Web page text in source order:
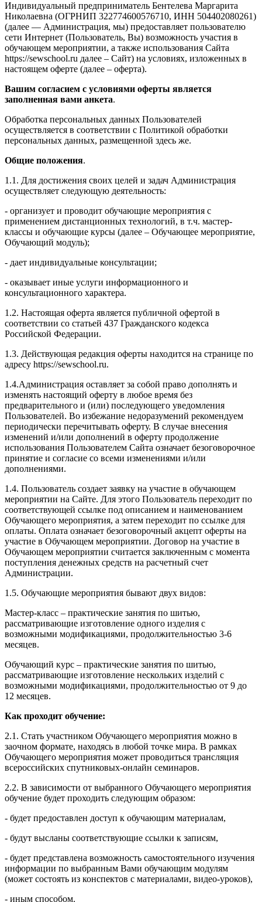
Индивидуальный предприниматель Бентелева Маргарита
Николаевна (ОГРНИП 322774600576710, ИНН 504402080261)
(далее — Администрация, мы) предоставляет пользователю
сети Интернет (Пользователь, Вы) возможность участия в
обучающем мероприятии, а также использования Сайта
https://sewschool.ru далее – Сайт) на условиях, изложенных в
настоящем оферте (далее – оферта).
Вашим согласием с условиями оферты является
заполненная вами анкета.
Обработка персональных данных Пользователей
осуществляется в соответствии с Политикой обработки
персональных данных, размещенной здесь же.
Общие положения.
1.1. Для достижения своих целей и задач Администрация
осуществляет следующую деятельность:
- организует и проводит обучающие мероприятия с
применением дистанционных технологий, в т.ч. мастер-
классы и обучающие курсы (далее – Обучающее мероприятие,
Обучающий модуль);
- дает индивидуальные консультации;
- оказывает иные услуги информационного и
консультационного характера.
1.2. Настоящая оферта является публичной офертой в
соответствии со статьей 437 Гражданского кодекса
Российской Федерации.
1.3. Действующая редакция оферты находится на странице по
адресу https://sewschool.ru.
1.4.Администрация оставляет за собой право дополнять и
изменять настоящий оферту в любое время без
предварительного и (или) последующего уведомления
Пользователей. Во избежание недоразумений рекомендуем
периодически перечитывать оферту. В случае внесения
изменений и/или дополнений в оферту продолжение
использования Пользователем Сайта означает безоговорочное
принятие и согласие со всеми изменениями и/или
дополнениями.
1.4. Пользователь создает заявку на участие в обучающем
мероприятии на Сайте. Для этого Пользователь переходит по
соответствующей ссылке под описанием и наименованием
Обучающего мероприятия, а затем переходит по ссылке для
оплаты. Оплата означает безоговорочный акцепт оферты на
участие в Обучающем мероприятии. Договор на участие в
Обучающем мероприятии считается заключенным с момента
поступления денежных средств на расчетный счет
Администрации.
1.5. Обучающие мероприятия бывают двух видов:
Мастер-класс – практические занятия по шитью,
рассматривающие изготовление одного изделия с
возможными модификациями, продолжительностью 3-6
месяцев.
Обучающий курс – практические занятия по шитью,
рассматривающие изготовление нескольких изделий с
возможными модификациями, продолжительностью от 9 до
12 месяцев.
Как проходит обучение:
2.1. Стать участником Обучающего мероприятия можно в
заочном формате, находясь в любой точке мира. В рамках
Обучающего мероприятия может проводиться трансляция
всероссийских спутниковых-онлайн семинаров.
2.2. В зависимости от выбранного Обучающего мероприятия
обучение будет проходить следующим образом:
- будет предоставлен доступ к обучающим материалам,
- будут высланы соответствующие ссылки к записям,
- будет представлена возможность самостоятельного изучения
информации по выбранным Вами обучающим модулям
(может состоять из конспектов с материалами, видео-уроков),
- иным способом.